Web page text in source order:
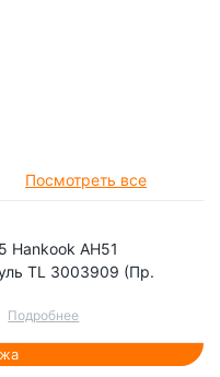
Посмотреть все
Hankook AH51
TL 3003909 (Пр.
Подробнее